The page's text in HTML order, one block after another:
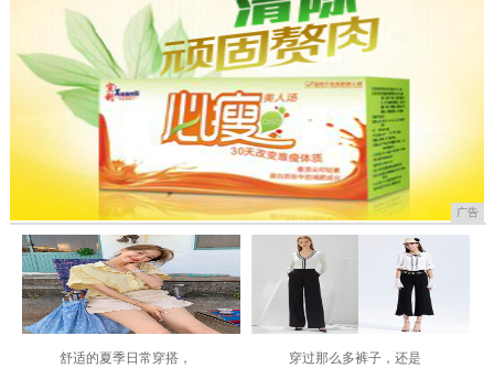
广告
舒适的夏季日常穿搭， 穿过那么多裤子，还是